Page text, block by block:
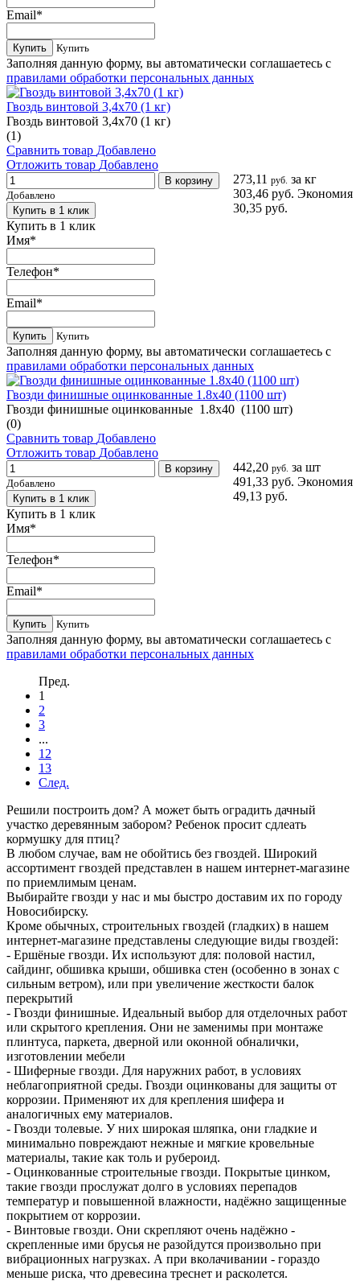
Email*
Купить Купить
Заполняя данную форму, вы автоматически соглашаетесь с
правилами обработки персональных данных
Гвоздь винтовой 3,4х70 (1 кг)
Гвоздь винтовой 3,4х70 (1 кг)
(1)
Сравнить товар Добавлено
Отложить товар Добавлено
273,11 руб. за кг
303,46 руб. Экономия
30,35 руб.
В корзину
Добавлено
Купить в 1 клик
Купить в 1 клик
Имя*
Телефон*
Email*
Купить Купить
Заполняя данную форму, вы автоматически соглашаетесь с
правилами обработки персональных данных
Гвозди финишные оцинкованные 1.8х40 (1100 шт)
Гвозди финишные оцинкованные 1.8х40 (1100 шт)
(0)
Сравнить товар Добавлено
Отложить товар Добавлено
442,20 руб. за шт
491,33 руб. Экономия
49,13 руб.
В корзину
Добавлено
Купить в 1 клик
Купить в 1 клик
Имя*
Телефон*
Email*
Купить Купить
Заполняя данную форму, вы автоматически соглашаетесь с
правилами обработки персональных данных
Пред.
1
2
3
...
12
13
След.
Решили построить дом? А может быть оградить дачный
участко деревянным забором? Ребенок просит сдлеать
кормушку для птиц?
В любом случае, вам не обойтись без гвоздей. Широкий
ассортимент гвоздей представлен в нашем интернет-магазине
по приемлимым ценам.
Выбирайте гвозди у нас и мы быстро доставим их по городу
Новосибирску.
Кроме обычных, строительных гвоздей (гладких) в нашем
интернет-магазине представлены следующие виды гвоздей:
- Ершёные гвозди. Их используют для: половой настил,
сайдинг, обшивка крыши, обшивка стен (особенно в зонах с
сильным ветром), или при увеличение жесткости балок
перекрытий
- Гвозди финишные. Идеальный выбор для отделочных работ
или скрытого крепления. Они не заменимы при монтаже
плинтуса, паркета, дверной или оконной обналички,
изготовлении мебели
- Шиферные гвозди. Для наружних работ, в условиях
неблагоприятной среды. Гвозди оцинкованы для защиты от
коррозии. Применяют их для крепления шифера и
аналогичных ему материалов.
- Гвозди толевые. У них широкая шляпка, они гладкие и
минимально повреждают нежные и мягкие кровельные
материалы, такие как толь и рубероид.
- Оцинкованные строительные гвозди. Покрытые цинком,
такие гвозди прослужат долго в условиях перепадов
температур и повышенной влажности, надёжно защищенные
покрытием от коррозии.
- Винтовые гвозди. Они скрепляют очень надёжно -
скрепленные ими брусья не разойдутся произвольно при
вибрационных нагрузках. А при вколачивании - гораздо
меньше риска, что древесина треснет и расколется.